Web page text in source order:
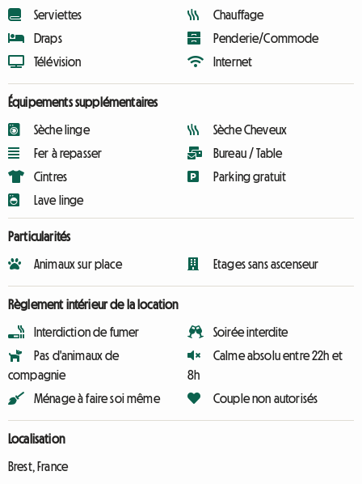
Serviettes
Draps
Télévision
Chauffage
Penderie/Commode
Internet
Équipements supplémentaires
Sèche linge
Fer à repasser
Cintres
Lave linge
Sèche Cheveux
Bureau / Table
Parking gratuit
Particularités
Animaux sur place Etages sans ascenseur
Règlement intérieur de la location
Interdiction de fumer
Pas d'animaux de
compagnie
Ménage à faire soi même
Soirée interdite
Calme absolu entre 22h et
8h
Couple non autorisés
Localisation
Brest, France